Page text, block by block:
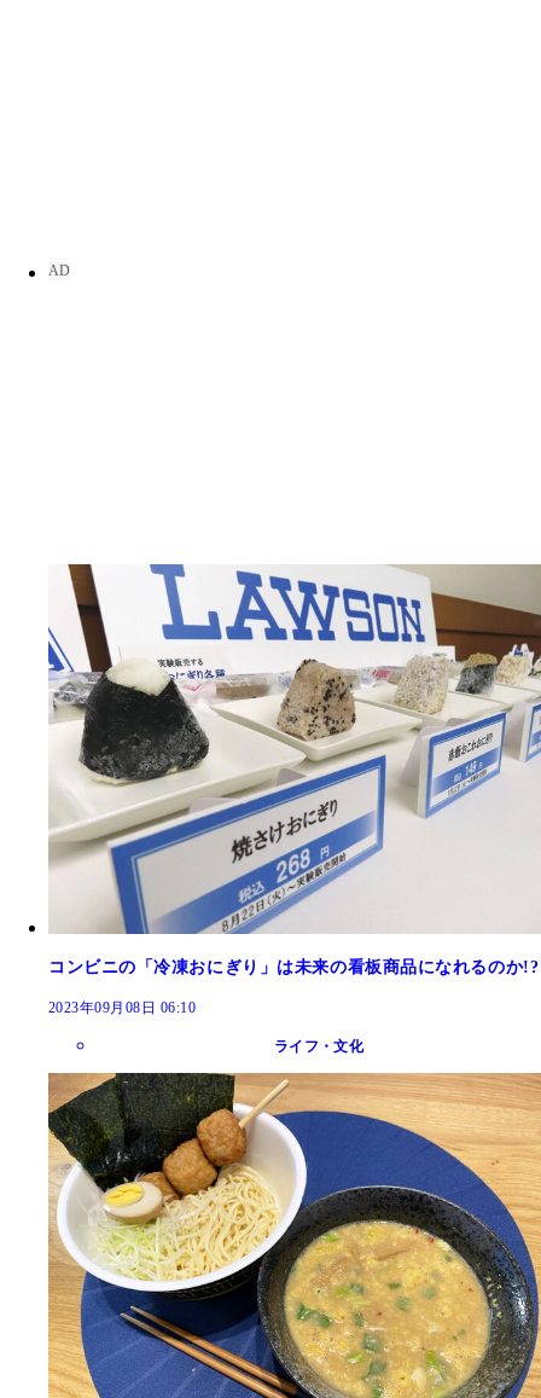
コンビニの「冷凍おにぎり」は未来の看板商品になれるのか!?
2023年09月08日 06:10
ライフ・文化